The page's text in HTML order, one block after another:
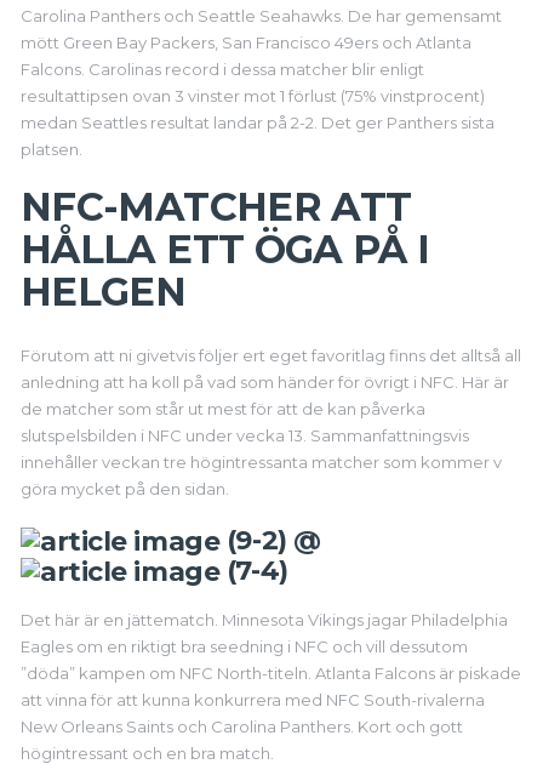
Carolina Panthers och Seattle Seahawks. De har gemensamt
mött Green Bay Packers, San Francisco 49ers och Atlanta
Falcons. Carolinas record i dessa matcher blir enligt
resultattipsen ovan 3 vinster mot 1 förlust (75% vinstprocent)
medan Seattles resultat landar på 2-2. Det ger Panthers sista
platsen.
NFC-MATCHER ATT
HÅLLA ETT ÖGA PÅ I
HELGEN
Förutom att ni givetvis följer ert eget favoritlag finns det alltså all
anledning att ha koll på vad som händer för övrigt i NFC. Här är
de matcher som står ut mest för att de kan påverka
slutspelsbilden i NFC under vecka 13. Sammanfattningsvis
innehåller veckan tre högintressanta matcher som kommer v
göra mycket på den sidan.
(9-2) @
(7-4)
Det här är en jättematch. Minnesota Vikings jagar Philadelphia
Eagles om en riktigt bra seedning i NFC och vill dessutom
”döda” kampen om NFC North-titeln. Atlanta Falcons är piskade
att vinna för att kunna konkurrera med NFC South-rivalerna
New Orleans Saints och Carolina Panthers. Kort och gott
högintressant och en bra match.